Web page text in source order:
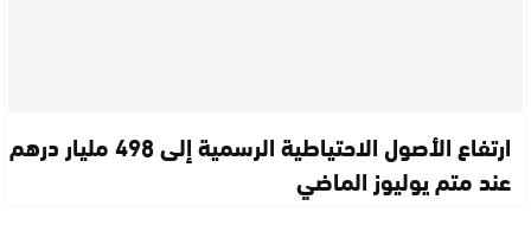
ارتفاع الأصول الاحتياطية الرسمية إلى 498 مليار درهم
عند متم يوليوز الماضي